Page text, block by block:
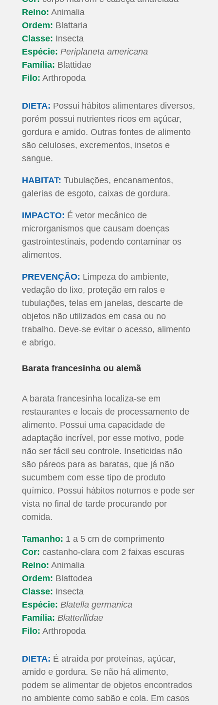
Reino: Animalia
Ordem: Blattaria
Classe: Insecta
Espécie: Periplaneta americana
Família: Blattidae
Filo: Arthropoda
DIETA: Possui hábitos alimentares diversos,
porém possui nutrientes ricos em açúcar,
gordura e amido. Outras fontes de alimento
são celuloses, excrementos, insetos e
sangue.
HABITAT: Tubulações, encanamentos,
galerias de esgoto, caixas de gordura.
IMPACTO: É vetor mecânico de
microrganismos que causam doenças
gastrointestinais, podendo contaminar os
alimentos.
PREVENÇÃO: Limpeza do ambiente,
vedação do lixo, proteção em ralos e
tubulações, telas em janelas, descarte de
objetos não utilizados em casa ou no
trabalho. Deve-se evitar o acesso, alimento
e abrigo.
Barata francesinha ou alemã
A barata francesinha localiza-se em
restaurantes e locais de processamento de
alimento. Possui uma capacidade de
adaptação incrível, por esse motivo, pode
não ser fácil seu controle. Inseticidas não
são páreos para as baratas, que já não
sucumbem com esse tipo de produto
químico. Possui hábitos noturnos e pode ser
vista no final de tarde procurando por
comida.
Tamanho: 1 a 5 cm de comprimento
Cor: castanho-clara com 2 faixas escuras
Reino: Animalia
Ordem: Blattodea
Classe: Insecta
Espécie: Blatella germanica
Família: Blatterllidae
Filo: Arthropoda
DIETA: É atraída por proteínas, açúcar,
amido e gordura. Se não há alimento,
podem se alimentar de objetos encontrados
no ambiente como sabão e cola. Em casos